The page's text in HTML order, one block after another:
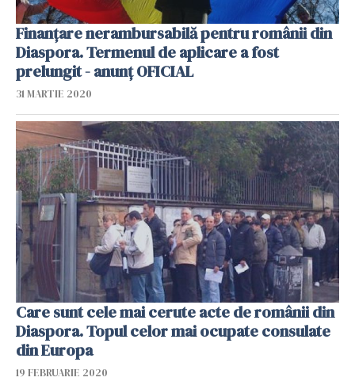
Finanţare nerambursabilă pentru românii din
Diaspora. Termenul de aplicare a fost
prelungit - anunţ OFICIAL
31 MARTIE 2020
Care sunt cele mai cerute acte de românii din
Diaspora. Topul celor mai ocupate consulate
din Europa
19 FEBRUARIE 2020